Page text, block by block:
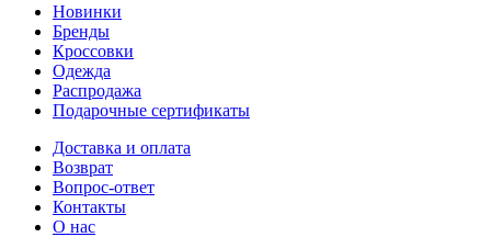
Новинки
Бренды
Кроссовки
Одежда
Распродажа
Подарочные сертификаты
Доставка и оплата
Возврат
Вопрос-ответ
Контакты
О нас